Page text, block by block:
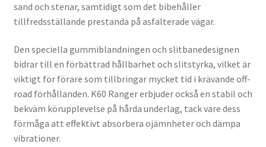
sand och stenar, samtidigt som det bibehåller
tillfredsställande prestanda på asfalterade vägar.
Den speciella gummiblandningen och slitbanedesignen
bidrar till en förbättrad hållbarhet och slitstyrka, vilket är
viktigt för förare som tillbringar mycket tid i krävande off-
road förhållanden. K60 Ranger erbjuder också en stabil och
bekväm körupplevelse på hårda underlag, tack vare dess
förmåga att effektivt absorbera ojämnheter och dämpa
vibrationer.